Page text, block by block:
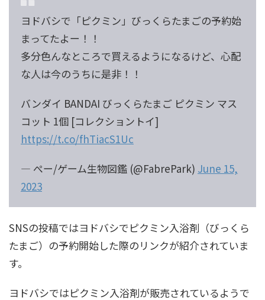
ヨドバシで「ピクミン」びっくらたまごの予約始
まってたよー！！
多分色んなところで買えるようになるけど、心配
な人は今のうちに是非！！
バンダイ BANDAI びっくらたまご ピクミン マス
コット 1個 [コレクショントイ]
https://t.co/fhTiacS1Uc
— ぺー/ゲーム生物図鑑 (@FabrePark) June 15,
2023
SNSの投稿ではヨドバシでピクミン入浴剤（びっくら
たまご）の予約開始した際のリンクが紹介されていま
す。
ヨドバシではピクミン入浴剤が販売されているようで